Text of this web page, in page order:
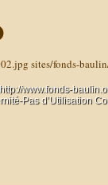
sites/fonds-
www.fonds-
Pas d’Utilisation